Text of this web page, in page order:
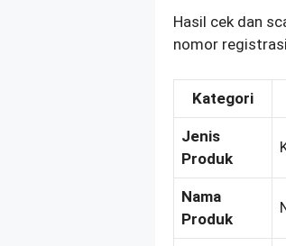
Hasil cek dan
nomor
Kategori
Jenis
Produk
Nama
Produk